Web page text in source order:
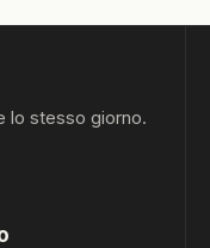
lo stesso giorno.